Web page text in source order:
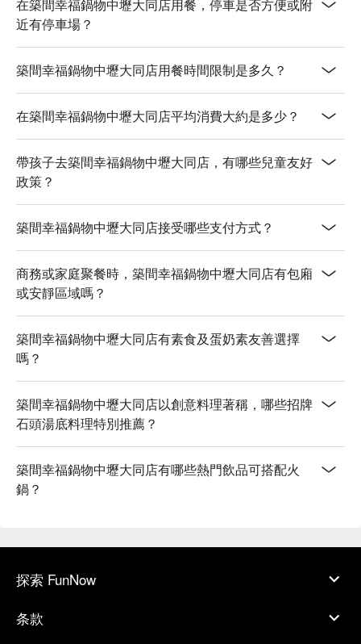
在築間幸福鍋物中壢大同店用餐，停車是否方便或附
近有停車場？
築間幸福鍋物中壢大同店用餐時間限制是多久？
在築間幸福鍋物中壢大同店平均消費大約是多少？
帶孩子去築間幸福鍋物中壢大同店，有哪些兒童友好
政策？
築間幸福鍋物中壢大同店接受哪些支付方式？
商務或家庭聚餐時，築間幸福鍋物中壢大同店有包廂
或安靜區域嗎？
築間幸福鍋物中壢大同店有素食及蛋奶素友善選擇
嗎？
築間幸福鍋物中壢大同店以創意料理著稱，哪些招牌
石頭湯底料理特別推薦？
築間幸福鍋物中壢大同店有哪些熱門飲品可搭配火
鍋？
探索 FunNow
条款